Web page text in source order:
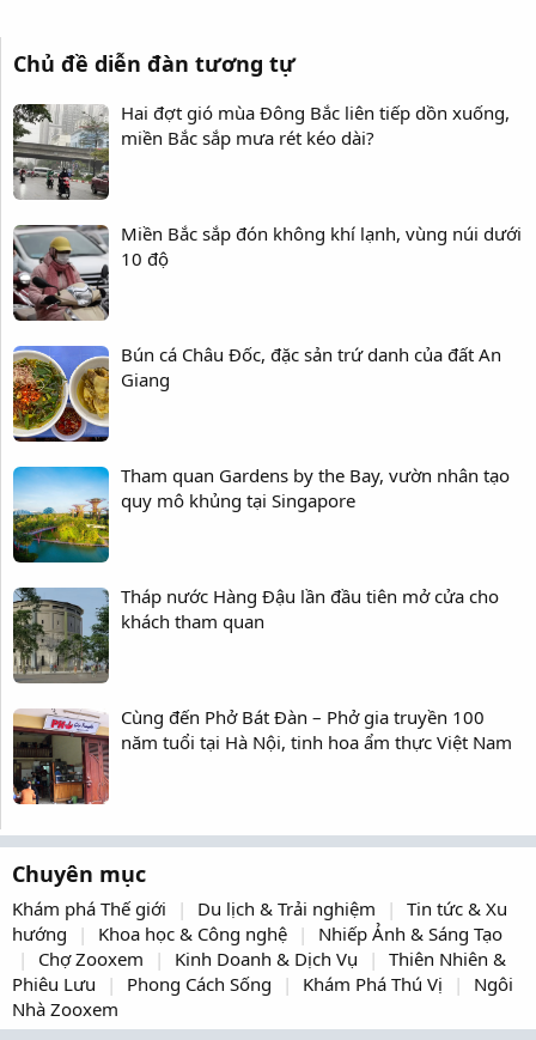
Chủ đề diễn đàn tương tự
Hai đợt gió mùa Đông Bắc liên tiếp dồn xuống,
miền Bắc sắp mưa rét kéo dài?
Miền Bắc sắp đón không khí lạnh, vùng núi dưới
10 độ
Bún cá Châu Đốc, đặc sản trứ danh của đất An
Giang
Tham quan Gardens by the Bay, vườn nhân tạo
quy mô khủng tại Singapore
Tháp nước Hàng Đậu lần đầu tiên mở cửa cho
khách tham quan
Cùng đến Phở Bát Đàn – Phở gia truyền 100
năm tuổi tại Hà Nội, tinh hoa ẩm thực Việt Nam
Chuyên mục
Khám phá Thế giới Du lịch & Trải nghiệm
Tin tức & Xu
hướng
Khoa học & Công nghệ
Nhiếp Ảnh & Sáng Tạo
Chợ Zooxem
Kinh Doanh & Dịch Vụ
Thiên Nhiên &
Phiêu Lưu
Phong Cách Sống Khám Phá Thú Vị
Ngôi
Nhà Zooxem